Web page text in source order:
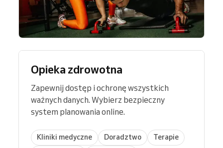
Opieka zdrowotna
Zapewnij dostęp i ochronę wszystkich
ważnych danych. Wybierz bezpieczny
system planowania online.
Kliniki medyczne Doradztwo
Terapie